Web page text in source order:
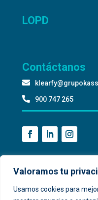
Valoramos tu
Usamos cookies para
LOPD
Contáctanos


900 747 265